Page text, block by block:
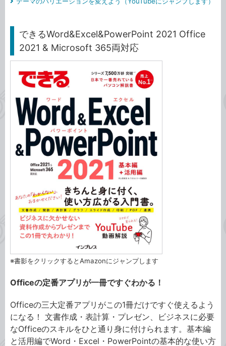
できるWord&Excel&PowerPoint 2021 Office
2021 & Microsoft 365両対応
※書影をクリックするとAmazonにジャンプします
Officeの定番アプリが一冊ですぐわかる！
Officeの三大定番アプリがこの1冊だけですぐ使えるよう
になる！ 文書作成・表計算・プレゼン、ビジネスに必要
なOfficeのスキルをひと通り身に付けられます。基本編
と活用編でWord・Excel・PowerPointの基本的な使い方